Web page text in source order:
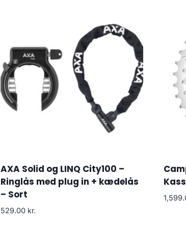
AXA Solid og LINQ City100 –
Ringlås med plug in + kædelås
– Sort
529.00 kr.